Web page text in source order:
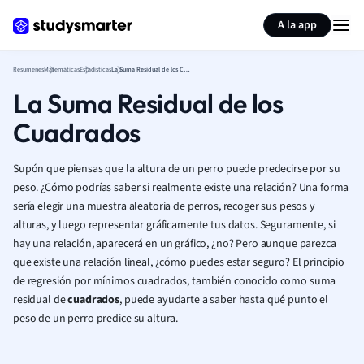
A la app
ResumenesMatemáticasEstadísticas La Suma Residual de los Cuadrados
La Suma Residual de los
Cuadrados
Supón que piensas que la altura de un perro puede predecirse por su
peso. ¿Cómo podrías saber si realmente existe una relación? Una forma
sería elegir una muestra aleatoria de perros, recoger sus pesos y
alturas, y luego representar gráficamente tus datos. Seguramente, si
hay una relación, aparecerá en un gráfico, ¿no? Pero aunque parezca
que existe una relación lineal, ¿cómo puedes estar seguro? El principio
de regresión por mínimos cuadrados, también conocido como suma
residual decuadrados, puede ayudarte a saber hasta qué punto el
peso de un perro predice su altura.
Resumir página